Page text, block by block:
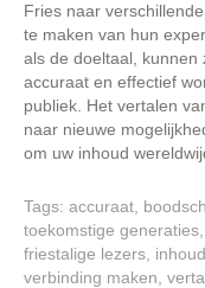
Fries naar
te maken van hun
als de doeltaal,
accuraat en effectief
publiek. Het vertalen
naar nieuwe
om uw inhoud
Tags: accuraat
toekomstige generaties
friestalige lezers inhoud
verbinding maken